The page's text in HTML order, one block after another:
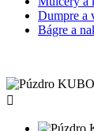
Dumpre a
Bágre a
